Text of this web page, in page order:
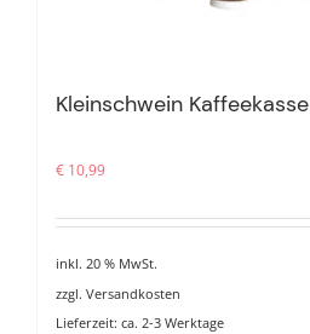
Kleinschwein Kaffeekasse
€ 10,99
inkl. 20 % MwSt.
zzgl. Versandkosten
Lieferzeit: ca. 2-3 Werktage